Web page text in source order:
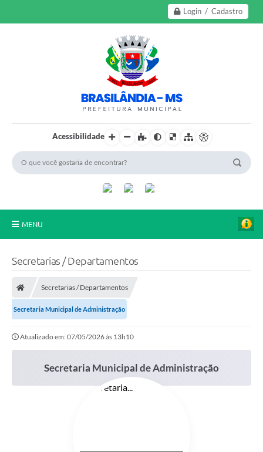
Login / Cadastro
Acessibilidade
MENU
Legislação
Transparência
Ouvidoria
Secretarias / Departamentos
Secretarias / Departamentos
Secretaria Municipal de Administração
Atualizado em: 07/05/2026 às 13h10
Secretaria Municipal de Administração